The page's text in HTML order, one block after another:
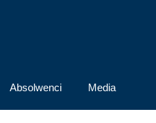
Absolwenci Media